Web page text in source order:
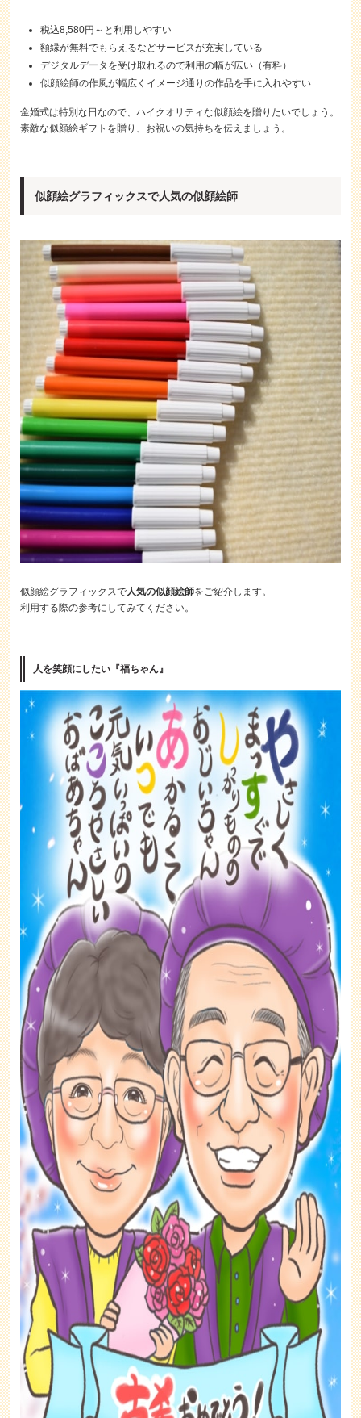
税込8,580円～と利用しやすい
額縁が無料でもらえるなどサービスが充実している
デジタルデータを受け取れるので利用の幅が広い（有料）
似顔絵師の作風が幅広くイメージ通りの作品を手に入れやすい
金婚式は特別な日なので、ハイクオリティな似顔絵を贈りたいでしょう。
素敵な似顔絵ギフトを贈り、お祝いの気持ちを伝えましょう。
似顔絵グラフィックスで人気の似顔絵師
似顔絵グラフィックスで人気の似顔絵師をご紹介します。
利用する際の参考にしてみてください。
人を笑顔にしたい『福ちゃん』